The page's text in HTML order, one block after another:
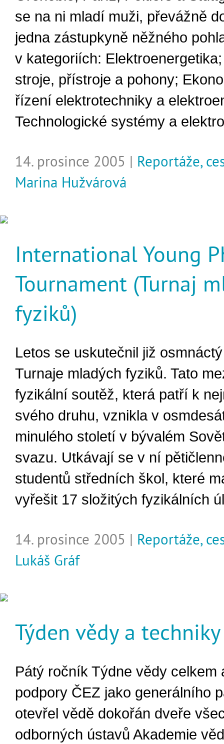
se na ni mladí muži, převážně
jedna zástupkyně něžného
v kategoriích:
stroje, přístroje a pohony;
řízení elektrotechniky a
Technologické systémy a
14. prosince 2005 | Reportáže,
Marina Hužvárová
International Young
Tournament (Turnaj
fyziků)
Letos se uskutečnil již
Turnaje mladých fyziků. Tato
fyzikální soutěž, která patří k
svého druhu, vznikla v
minulého století v bývalém
svazu. Utkávají se v ní
studentů středních škol, které
vyřešit 17 složitých fyzikálních
14. prosince 2005 | Reportáže,
Lukáš Gráf
Týden vědy a techniky
Pátý ročník Týdne vědy celkem
podpory ČEZ jako generálního
otevřel vědě dokořán dveře
odborných ústavů Akademie